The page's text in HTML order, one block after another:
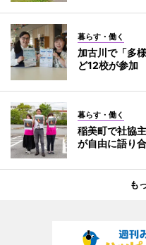
暮らす・働く
加古川で「多
ど12校が参加
暮らす・働く
稲美町で社協
が自由に語り
も